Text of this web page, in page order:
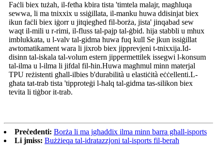
Faċli biex tużah, il-fetħa kbira tista 'timtela malajr, magħluqa
sewwa, li ma tnixxix u ssiġillata, il-manku huwa ddisinjat biex
ikun faċli biex iġorr u jitqiegħed fil-borża, jista' jinqabad sew
waqt il-mili u r-rimi, il-fluss tal-pajp tal-ġbid. hija stabbli u mhux
imblukkata, u l-valv tal-gidma huwa fuq kull Se jkun issiġillat
awtomatikament wara li jixrob biex jipprevjeni t-tnixxija.Id-
disinn tal-iskala tal-volum estern jippermettilek issegwi l-konsum
tal-ilma u l-ilma li jifdal fil-ħin.Huwa magħmul minn materjal
TPU reżistenti għall-ilbies b'durabilità u elastiċità eċċellenti.L-
għata tat-trab tista 'tipproteġi l-ħalq tal-gidma tas-silikon biex
tevita li tiġbor it-trab.
Preċedenti: Borża li ma jgħaddix ilma minn barra għall-isports
Li jmiss: Bużżieqa tal-idratazzjoni tal-isports fil-beraħ